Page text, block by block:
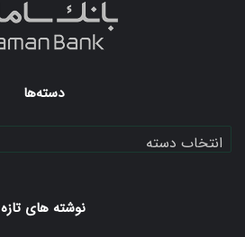
دسته‌ها
دسته‌ها
نوشته های تازه